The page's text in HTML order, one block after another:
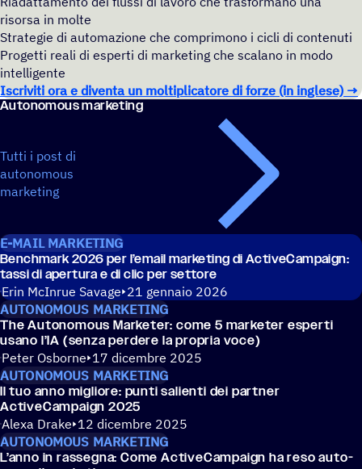
risorsa in molte
Strategie di automazione che comprimono i cicli di contenuti
Progetti reali di esperti di marketing che scalano in modo
intelligente
Iscriviti ora e diventa un moltiplicatore di forze (in inglese) →
Auto­no­mous marketing
Tutti i post di
autonomous
marketing
E-MAIL MARKETING
Bench­mark 2026 per l’email marke­ting di ActiveCampaign:
tassi di aper­tura e di clic per settore
Erin McInrue Savage 21 gennaio 2026
AUTONOMOUS MARKETING
The Auto­no­mous Marke­ter: come 5 marke­ter esperti
usano l’IA (senza perdere la propria voce)
Peter Osborne 17 dicembre 2025
AUTONOMOUS MARKETING
Il tuo anno migliore: punti salienti dei partner
ActiveCampaign 2025
Alexa Drake 12 dicembre 2025
AUTONOMOUS MARKETING
L’anno in rasse­gna: Come ActiveCampaign ha reso auto­